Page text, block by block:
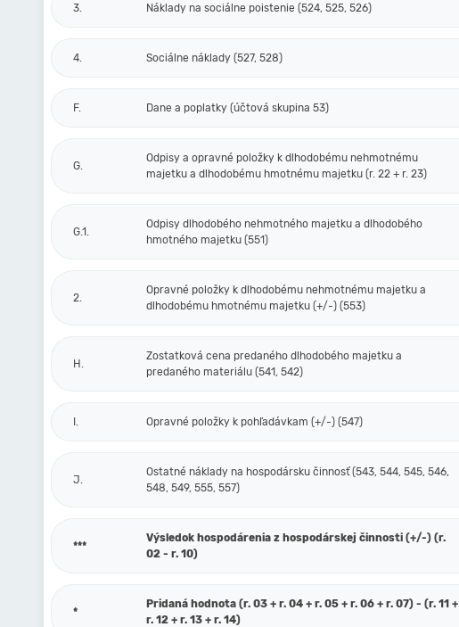
3. Náklady na sociálne poistenie (524, 525, 526)
4. Sociálne náklady (527, 528)
F. Dane a poplatky (účtová skupina 53)
G.
Odpisy a opravné položky k dlhodobému nehmotnému
majetku a dlhodobému hmotnému majetku (r. 22 + r. 23)
G.1.
Odpisy dlhodobého nehmotného majetku a dlhodobého
hmotného majetku (551)
2.
Opravné položky k dlhodobému nehmotnému majetku a
dlhodobému hmotnému majetku (+/-) (553)
H.
Zostatková cena predaného dlhodobého majetku a
predaného materiálu (541, 542)
I. Opravné položky k pohľadávkam (+/-) (547)
J.
Ostatné náklady na hospodársku činnosť (543, 544, 545, 546,
548, 549, 555, 557)
***
Výsledok hospodárenia z hospodárskej činnosti (+/-) (r.
02 - r. 10)
*
Pridaná hodnota (r. 03 + r. 04 + r. 05 + r. 06 + r. 07) - (r. 11 +
r. 12 + r. 13 + r. 14)